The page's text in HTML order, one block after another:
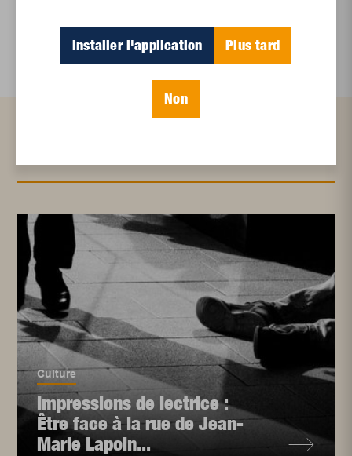
Culture
Impressions de lectrice :
Être face à la rue de Jean-
Marie Lapoin...
Installer l'application Plus tard
Non